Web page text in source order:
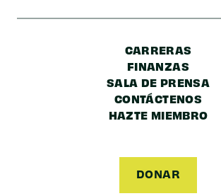
CARRERAS
FINANZAS
SALA DE PRENSA
CONTÁCTENOS
HAZTE MIEMBRO
DONAR